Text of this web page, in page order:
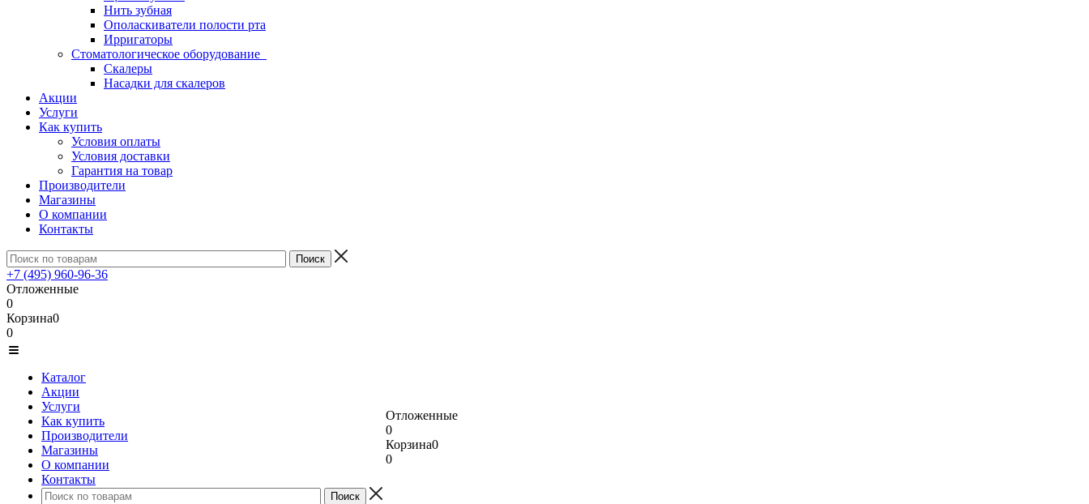
Нить зубная
Ополаскиватели полости рта
Ирригаторы
Стоматологическое оборудование
Скалеры
Насадки для скалеров
Акции
Услуги
Как купить
Условия оплаты
Условия доставки
Гарантия на товар
Производители
Магазины
О компании
Контакты
+7 (495) 960-96-36
Отложенные
0
Корзина0
0
Каталог
Акции
Услуги
Как купить
Производители
Магазины
О компании
Контакты
Отложенные
0
Корзина0
0